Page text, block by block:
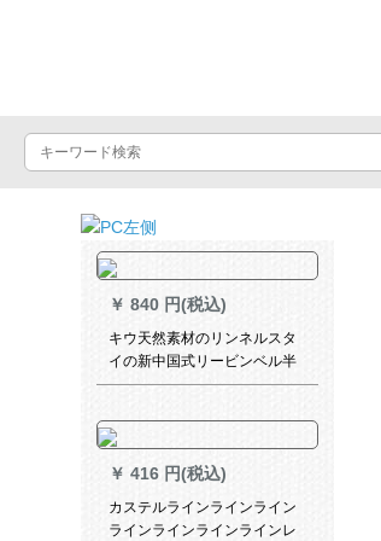
￥ 840 円(税込)
キウ天然素材のリンネルスタ
イの新中国式リービンベル半
遮光の厚い手カーンテーン既
高2.7 mカースタム幅1 m(打穴
ナノリング)
￥ 416 円(税込)
カステルラインラインライン
ラインラインラインラインレ